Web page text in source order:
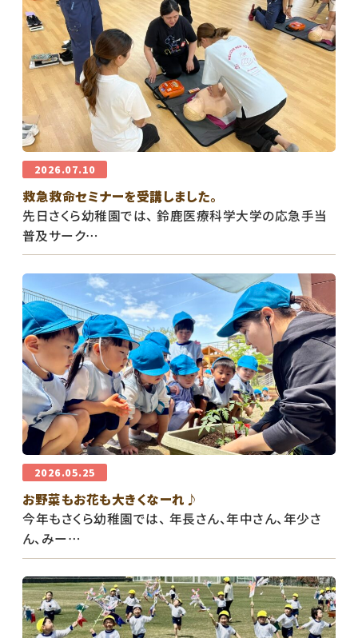
2026.07.10
救急救命セミナーを受講しました。
先日さくら幼稚園では、 鈴鹿医療科学大学の応急手当
普及サーク…
2026.05.25
お野菜もお花も大きくなーれ♪
今年もさくら幼稚園では、 年長さん、年中さん、年少さ
ん、みー…